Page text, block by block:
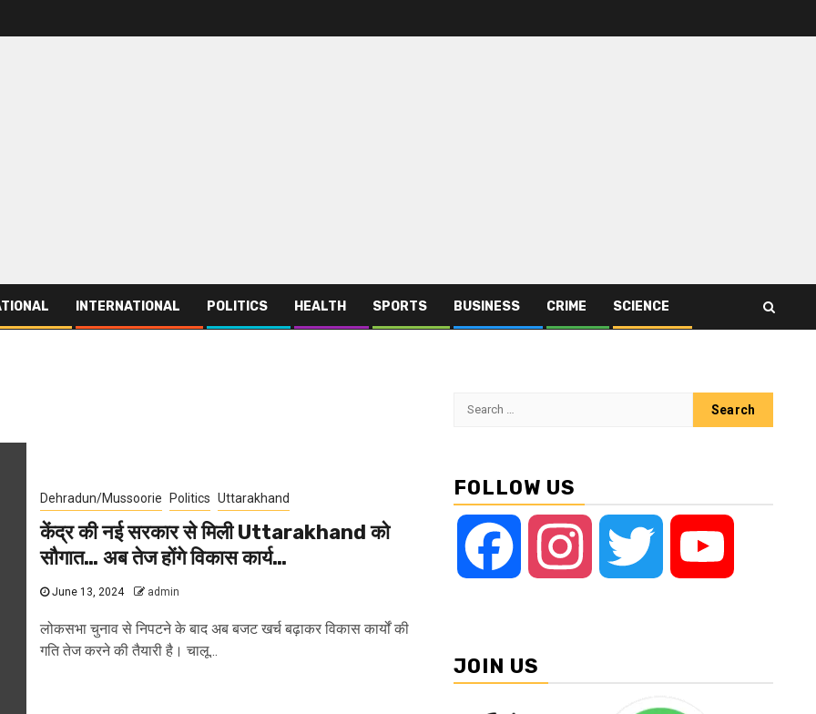
INTERNATIONAL POLITICS HEALTH SPORTS BUSINESS CRIME SCIENCE
Dehradun/Mussoorie Politics Uttarakhand
केंद्र की नई सरकार से मिली Uttarakhand को
सौगात… अब तेज होंगे विकास कार्य…
June 13, 2024 admin
लोकसभा चुनाव से निपटने के बाद अब बजट खर्च बढ़ाकर विकास कार्यों की
गति तेज करने की तैयारी है। चालू...
Search
FOLLOW US
Facebook Instagram Twitter
JOIN US